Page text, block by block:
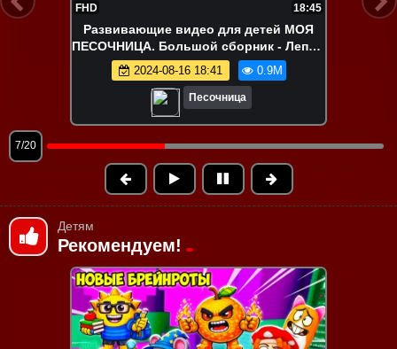
FHD 22:15
Ам Ням в поиске вкусняшек!
Развивающие видео про игрушки
2024-08-12 18:04 840.0K
Песочница
8/20
Детям
Рекомендуем!